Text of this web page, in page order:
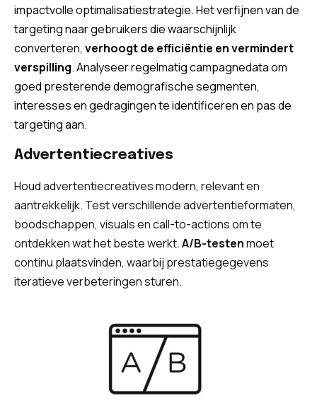
impactvolle optimalisatiestrategie. Het verfijnen van de
targeting naar gebruikers die waarschijnlijk
converteren, verhoogt de efficiëntie en vermindert
verspilling. Analyseer regelmatig campagnedata om
goed presterende demografische segmenten,
interesses en gedragingen te identificeren en pas de
targeting aan.
Advertentiecreatives
Houd advertentiecreatives modern, relevant en
aantrekkelijk. Test verschillende advertentieformaten,
boodschappen, visuals en call-to-actions om te
ontdekken wat het beste werkt.A/B-testenmoet
continu plaatsvinden, waarbij prestatiegegevens
iteratieve verbeteringen sturen.